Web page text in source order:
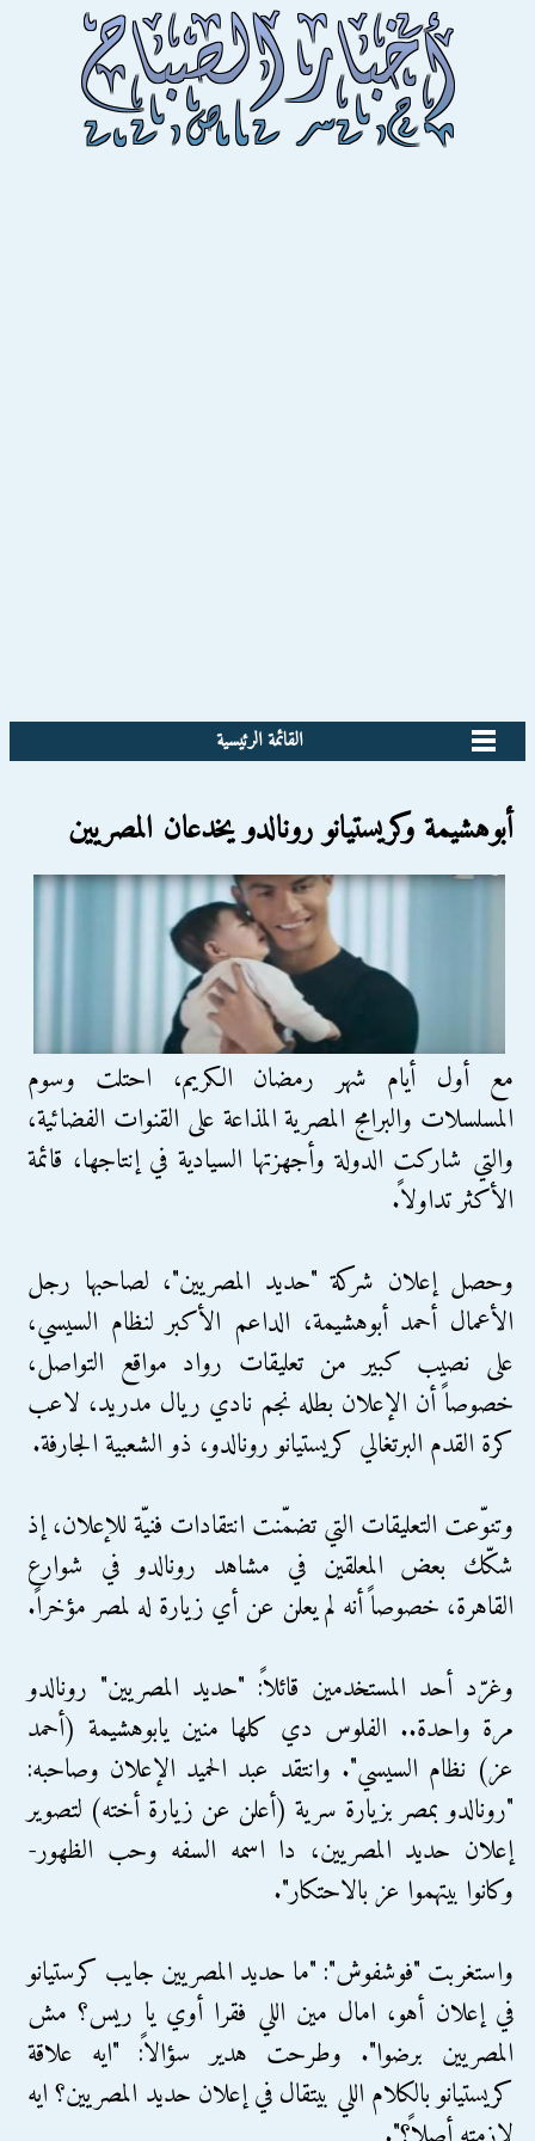
القائمة الرئيسية
أبوهشيمة وكريستيانو رونالدو يخدعان المصريين
مع أول أيام شهر رمضان الكريم، احتلت وسوم
المسلسلات والبرامج المصرية المذاعة على القنوات الفضائية،
والتي شاركت الدولة وأجهزتها السيادية في إنتاجها، قائمة
الأكثر تداولاً.
وحصل إعلان شركة "حديد المصريين"، لصاحبها رجل
الأعمال أحمد أبوهشيمة، الداعم الأكبر لنظام السيسي،
على نصيب كبير من تعليقات رواد مواقع التواصل،
خصوصاً أن الإعلان بطله نجم نادي ريال مدريد، لاعب
كرة القدم البرتغالي كريستيانو رونالدو، ذو الشعبية الجارفة.
وتنوّعت التعليقات التي تضمّنت انتقادات فنيّة للإعلان، إذ
شكّك بعض المعلقين في مشاهد رونالدو في شوارع
القاهرة، خصوصاً أنه لم يعلن عن أي زيارة له لمصر مؤخراً.
وغرّد أحد المستخدمين قائلاً: "‏حديد المصريين" رونالدو
مرة واحدة.. الفلوس دي كلها منين يابوهشيمة (أحمد
عز) نظام السيسي". وانتقد عبد الحميد الإعلان وصاحبه:
"رونالدو بمصر بزيارة سرية (أعلن عن زيارة أخته) لتصوير
إعلان حديد المصريين، دا اسمه السفه وحب الظهور-
وكانوا بيتهموا عز بالاحتكار".
واستغربت "فوشفوش": "‏ما حديد المصريين جايب كرستيانو
في إعلان أهو، امال مين اللي فقرا أوي يا ريس؟ مش
المصريين برضوا". وطرحت هدير سؤالاً: "‏ايه علاقة
كريستيانو بالكلام اللي بيتقال في إعلان حديد المصريين؟ ايه